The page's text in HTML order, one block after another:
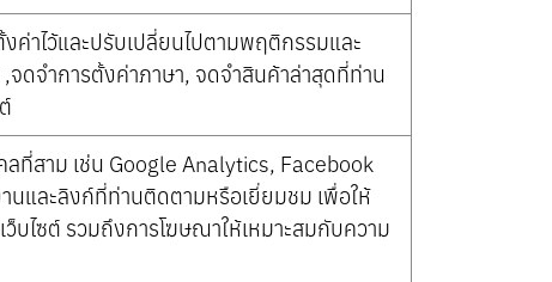
ค่าไว้และปรับเปลี่ยนไปตามพฤติกรรมและ
จดจำการตั้งค่าภาษา, จดจำสินค้าล่าสุดที่ท่าน
ที่สาม เช่น Google Analytics, Facebook
นและลิงก์ที่ท่านติดตามหรือเยี่ยมชม เพื่อให้
บไซต์ รวมถึงการโฆษณาให้เหมาะสมกับความ